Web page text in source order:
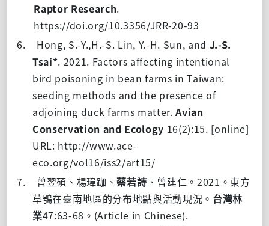
Raptor Research.
https://doi.org/10.3356/JRR-20-93
6.
Hong, S.-Y.,H.-S. Lin, Y.-H. Sun, and J.-S.
Tsai*. 2021. Factors affecting intentional
bird poisoning in bean farms in Taiwan:
seeding methods and the presence of
adjoining duck farms matter.Avian
Conservation and Ecology 16(2):15. [online]
URL: http://www.ace-
eco.org/vol16/iss2/art15/
7.
曾翌碩、楊瑋跏、蔡若詩 、曾建仁。 2021 。東方
草鴞在臺南地區的分布地點與活動現況。 台灣林
業47:63-68 。 (Article in Chinese).